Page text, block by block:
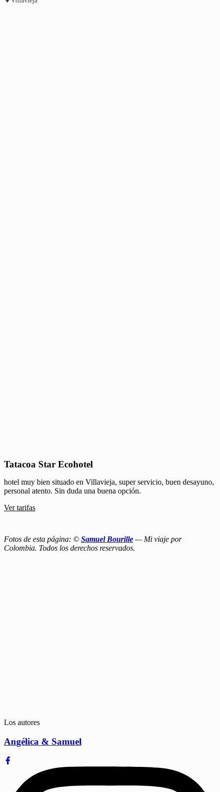
Tatacoa Star Ecohotel
hotel muy bien situado en Villavieja, super servicio, buen desayuno,
personal atento. Sin duda una buena opción.
Ver tarifas
Fotos de esta página: © Samuel Bourille — Mi viaje por
Colombia. Todos los derechos reservados.
Los autores
Angélica & Samuel